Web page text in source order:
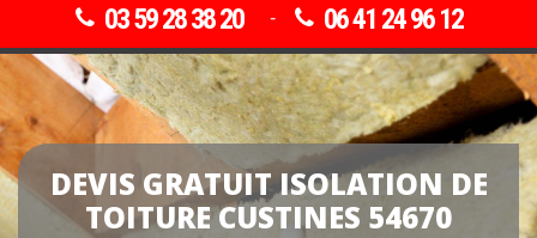
03 59 28 38 20 - 06 41 24 96 12
DEVIS GRATUIT ISOLATION DE
TOITURE CUSTINES 54670